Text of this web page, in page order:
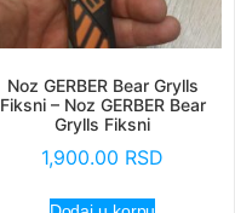
Noz GERBER Bear Grylls
Fiksni – Noz GERBER Bear
Grylls Fiksni
1,900.00 RSD